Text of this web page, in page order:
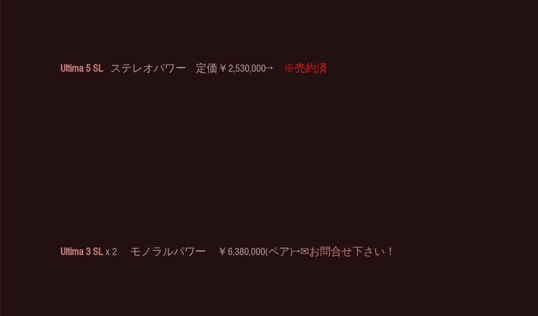
Ultima 5 SL ステレオパワー    定価￥2,530,000→ ※売約済
Ultima 3 SL x 2 　モノラルパワー　￥6,380,000(ペア)→✉お問合せ下さい！